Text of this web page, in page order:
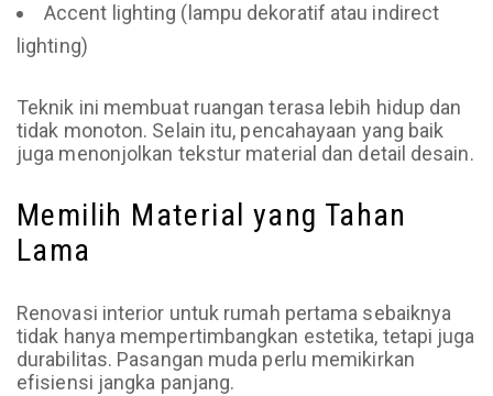
Accent lighting (lampu dekoratif atau indirect
lighting)
Teknik ini membuat ruangan terasa lebih hidup dan
tidak monoton. Selain itu, pencahayaan yang baik
juga menonjolkan tekstur material dan detail desain.
Memilih Material yang Tahan
Lama
Renovasi interior untuk rumah pertama sebaiknya
tidak hanya mempertimbangkan estetika, tetapi juga
durabilitas. Pasangan muda perlu memikirkan
efisiensi jangka panjang.